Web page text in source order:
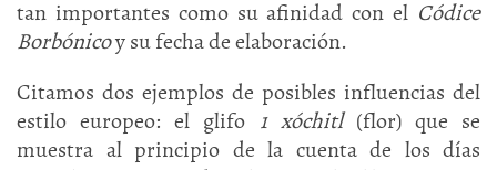
tan importantes como su afinidad con el Códice
Borbónicoy su fecha de elaboración.
Citamos dos ejemplos de posibles influencias del
estilo europeo: el glifo 1 xóchitl (flor) que se
muestra al principio de la cuenta de los días